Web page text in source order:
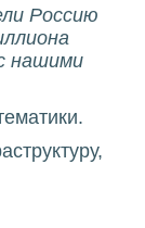
Россию
нашими